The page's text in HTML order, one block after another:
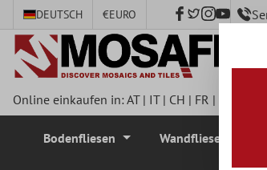
springen
DEUTSCH €EURO
Online einkaufen in:AT| IT| CH | FR |
Bodenfliesen Wandfliesen